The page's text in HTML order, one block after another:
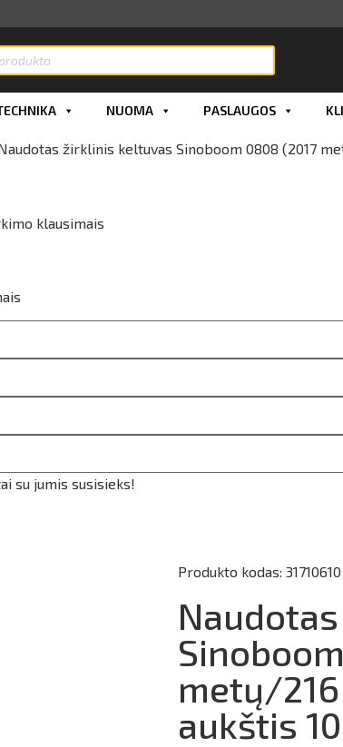
NUOMA PASLAUGOS
žirklinis keltuvas Sinoboom 0808 (2017
klausimais
su jumis susisieks!
Produkto kodas: 31710610
metų/
aukštis